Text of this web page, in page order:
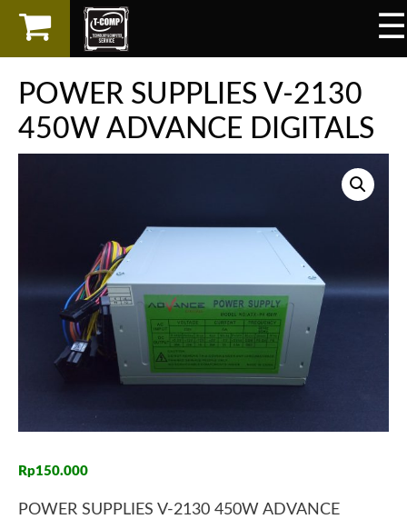
☰
×
LAPTOP
SPAREPART
AKSESORIS
POWER SUPPLIES V-2130
450W ADVANCE DIGITALS
Rp150.000
POWER SUPPLIES V-2130 450W ADVANCE